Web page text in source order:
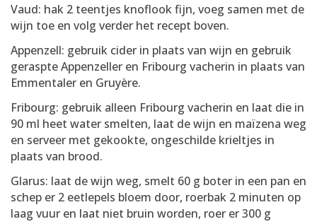
Vaud: hak 2 teentjes knoflook fijn, voeg samen met de
wijn toe en volg verder het recept boven.
Appenzell: gebruik cider in plaats van wijn en gebruik
geraspte Appenzeller en Fribourg vacherin in plaats van
Emmentaler en Gruyère.
Fribourg: gebruik alleen Fribourg vacherin en laat die in
90 ml heet water smelten, laat de wijn en maïzena weg
en serveer met gekookte, ongeschilde krieltjes in
plaats van brood.
Glarus: laat de wijn weg, smelt 60 g boter in een pan en
schep er 2 eetlepels bloem door, roerbak 2 minuten op
laag vuur en laat niet bruin worden, roer er 300 g